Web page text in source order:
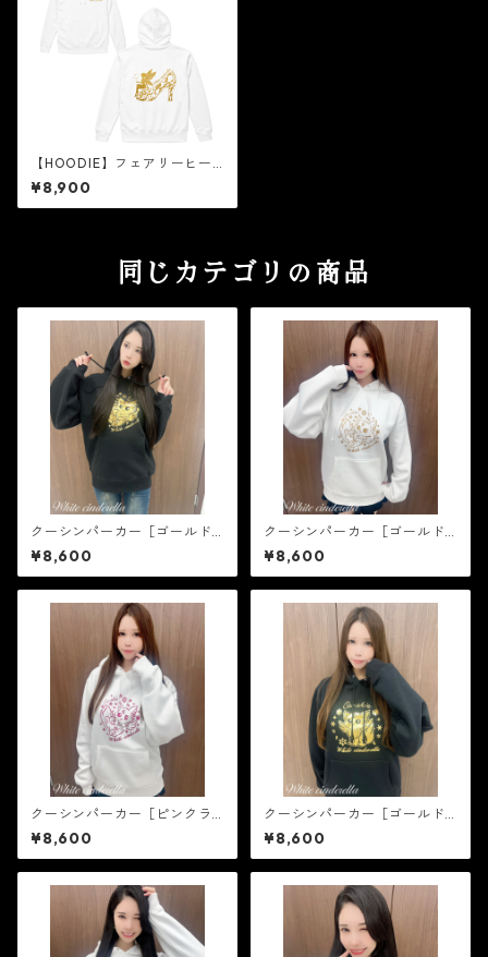
【HOODIE】フェアリーヒー
ル［ゴールドラメ］
¥8,900
同じカテゴリの商品
クーシンパーカー［ゴールド
箔］
¥8,600
クーシンパーカー［ゴールド
ラメ］
¥8,600
クーシンパーカー［ピンクラ
メ］
¥8,600
クーシンパーカー［ゴールド
箔］
¥8,600